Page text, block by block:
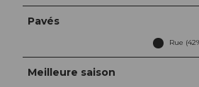
Pavés
Rue
Meilleure saison